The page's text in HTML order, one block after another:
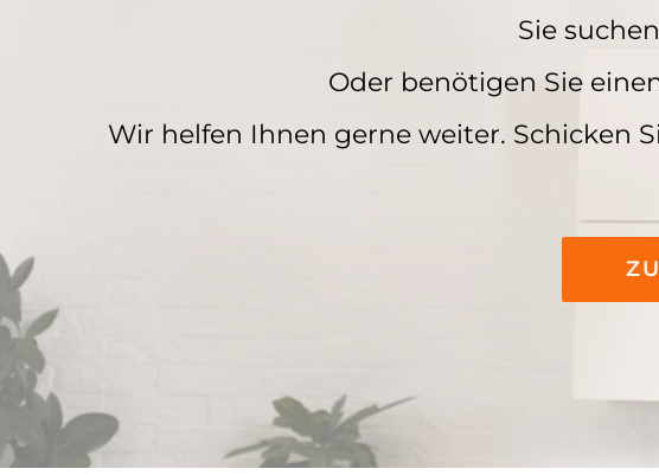
Sie
Oder benötigen Sie
Wir helfen Ihnen gerne weiter. Schicken